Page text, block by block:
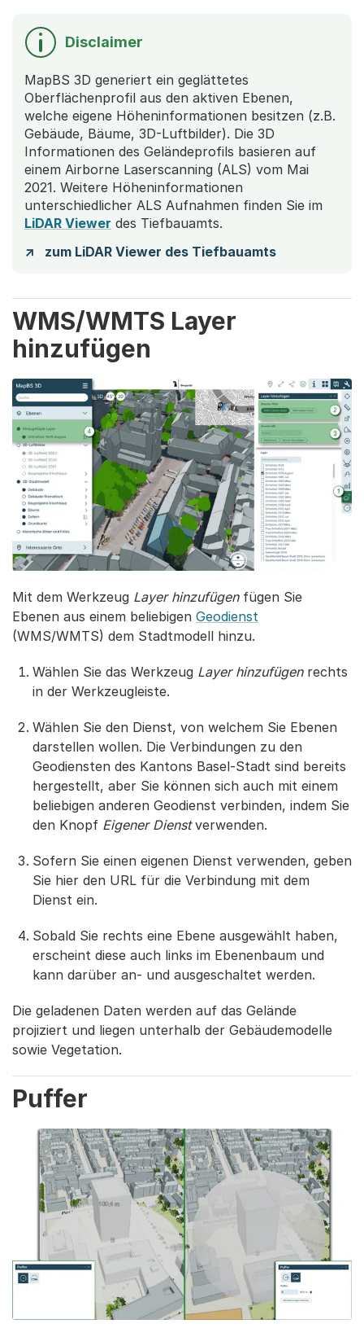
Disclaimer
MapBS 3D generiert ein geglättetes
Oberflächenprofil aus den aktiven Ebenen,
welche eigene Höheninformationen besitzen (z.B.
Gebäude, Bäume, 3D-Luftbilder). Die 3D
Informationen des Geländeprofils basieren auf
einem Airborne Laserscanning (ALS) vom Mai
2021. Weitere Höheninformationen
unterschiedlicher ALS Aufnahmen finden Sie im
LiDAR Viewer des Tiefbauamts.
zum LiDAR Viewer des Tiefbauamts
WMS/WMTS Layer
hinzufügen
Mit dem Werkzeug Layer hinzufügenfügen Sie
Ebenen aus einem beliebigen Geodienst
(WMS/WMTS) dem Stadtmodell hinzu.
Wählen Sie das Werkzeug Layer hinzufügen rechts
in der Werkzeugleiste.
Wählen Sie den Dienst, von welchem Sie Ebenen
darstellen wollen. Die Verbindungen zu den
Geodiensten des Kantons Basel-Stadt sind bereits
hergestellt, aber Sie können sich auch mit einem
beliebigen anderen Geodienst verbinden, indem Sie
den Knopf Eigener Dienstverwenden.
Sofern Sie einen eigenen Dienst verwenden, geben
Sie hier den URL für die Verbindung mit dem
Dienst ein.
Sobald Sie rechts eine Ebene ausgewählt haben,
erscheint diese auch links im Ebenenbaum und
kann darüber an- und ausgeschaltet werden.
Die geladenen Daten werden auf das Gelände
projiziert und liegen unterhalb der Gebäudemodelle
sowie Vegetation.
Puffer